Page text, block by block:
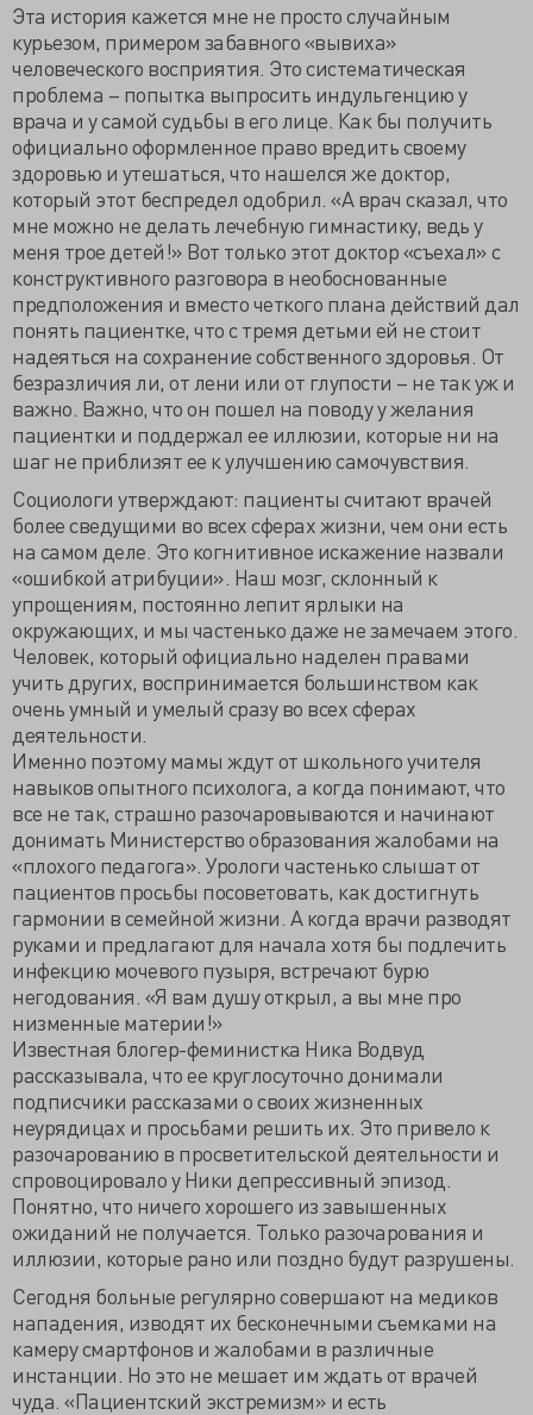
Эта история кажется мне не просто случайным
курьезом, примером забавного «вывиха»
человеческого восприятия. Это систематическая
проблема – попытка выпросить индульгенцию у
врача и у самой судьбы в его лице. Как бы получить
официально оформленное право вредить своему
здоровью и утешаться, что нашелся же доктор,
который этот беспредел одобрил. «А врач сказал, что
мне можно не делать лечебную гимнастику, ведь у
меня трое детей!» Вот только этот доктор «съехал» с
конструктивного разговора в необоснованные
предположения и вместо четкого плана действий дал
понять пациентке, что с тремя детьми ей не стоит
надеяться на сохранение собственного здоровья. От
безразличия ли, от лени или от глупости – не так уж и
важно. Важно, что он пошел на поводу у желания
пациентки и поддержал ее иллюзии, которые ни на
шаг не приблизят ее к улучшению самочувствия.
Социологи утверждают: пациенты считают врачей
более сведущими во всех сферах жизни, чем они есть
на самом деле. Это когнитивное искажение назвали
«ошибкой атрибуции». Наш мозг, склонный к
упрощениям, постоянно лепит ярлыки на
окружающих, и мы частенько даже не замечаем этого.
Человек, который официально наделен правами
учить других, воспринимается большинством как
очень умный и умелый сразу во всех сферах
деятельности.
Именно поэтому мамы ждут от школьного учителя
навыков опытного психолога, а когда понимают, что
все не так, страшно разочаровываются и начинают
донимать Министерство образования жалобами на
«плохого педагога». Урологи частенько слышат от
пациентов просьбы посоветовать, как достигнуть
гармонии в семейной жизни. А когда врачи разводят
руками и предлагают для начала хотя бы подлечить
инфекцию мочевого пузыря, встречают бурю
негодования. «Я вам душу открыл, а вы мне про
низменные материи!»
Известная блогер-феминистка Ника Водвуд
рассказывала, что ее круглосуточно донимали
подписчики рассказами о своих жизненных
неурядицах и просьбами решить их. Это привело к
разочарованию в просветительской деятельности и
спровоцировало у Ники депрессивный эпизод.
Понятно, что ничего хорошего из завышенных
ожиданий не получается. Только разочарования и
иллюзии, которые рано или поздно будут разрушены.
Сегодня больные регулярно совершают на медиков
нападения, изводят их бесконечными съемками на
камеру смартфонов и жалобами в различные
инстанции. Но это не мешает им ждать от врачей
чуда. «Пациентский экстремизм» и есть